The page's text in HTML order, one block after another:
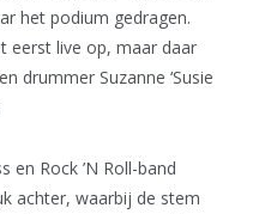
het podium gedragen.
eerst live op, maar daar
drummer Suzanne ‘Susie
en Rock ’N Roll-band
achter, waarbij de stem